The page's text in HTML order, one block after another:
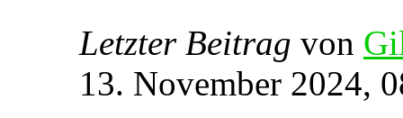
Letzter Beitrag von
13. November 2024,